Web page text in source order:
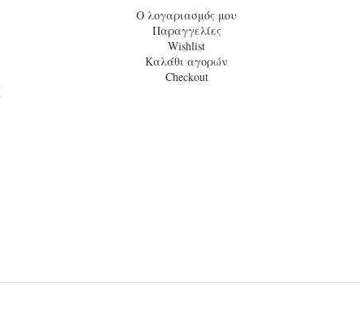
Ο λογαριασμός μου
Παραγγελίες
Wishlist
Καλάθι αγορών
Checkout